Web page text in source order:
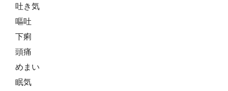
吐き気
嘔吐
下痢
頭痛
めまい
眠気